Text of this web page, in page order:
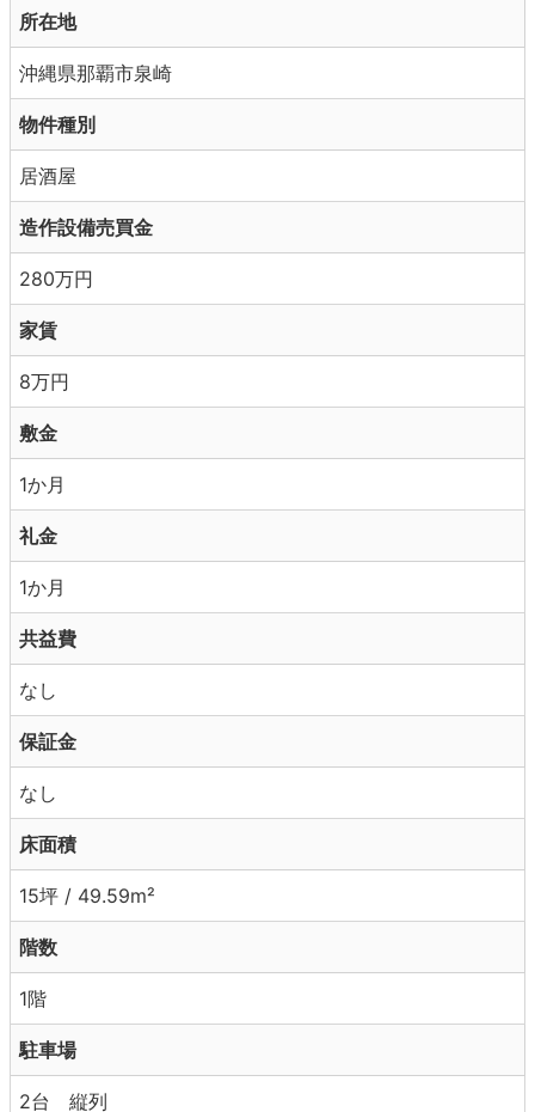
所在地
沖縄県那覇市泉崎
物件種別
居酒屋
造作設備売買金
280万円
家賃
8万円
敷金
1か月
礼金
1か月
共益費
なし
保証金
なし
床面積
15坪 / 49.59m²
階数
1階
駐車場
2台 縦列